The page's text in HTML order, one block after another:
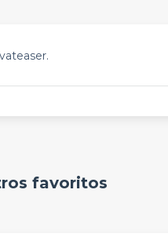
favoritos